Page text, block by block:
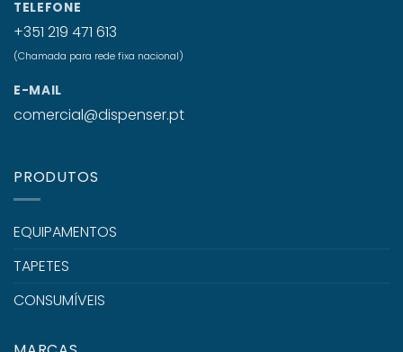
TELEFONE
+351 219 471 613
(Chamada para rede fixa nacional)
E-MAIL
comercial@dispenser.pt
PRODUTOS
EQUIPAMENTOS
TAPETES
CONSUMÍVEIS